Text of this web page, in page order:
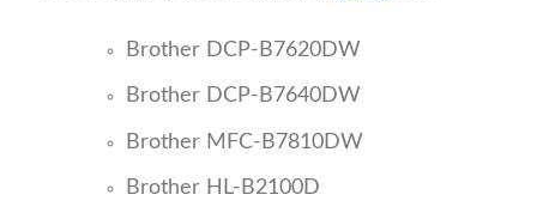
Brother DCP-B7620DW
Brother DCP-B7640DW
Brother MFC-B7810DW
Brother HL-B2100D